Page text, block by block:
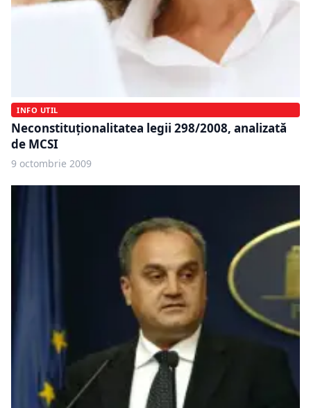
INFO UTIL
Neconstituţionalitatea legii 298/2008, analizată
de MCSI
9 octombrie 2009